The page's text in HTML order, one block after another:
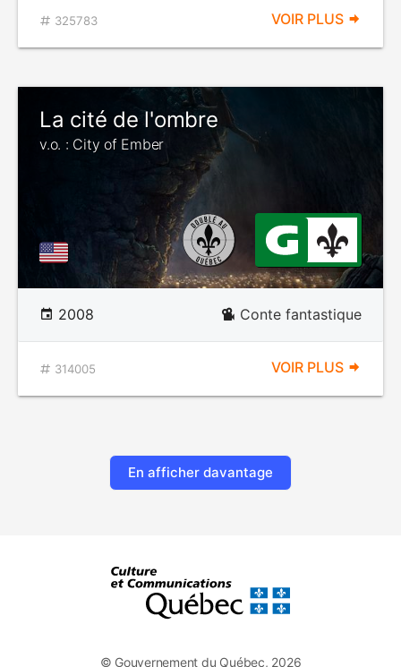
325783 VOIR PLUS
La cité de l'ombre
v.o. : City of Ember
2008 Conte fantastique
314005 VOIR PLUS
En afficher davantage
© Gouvernement du Québec, 2026